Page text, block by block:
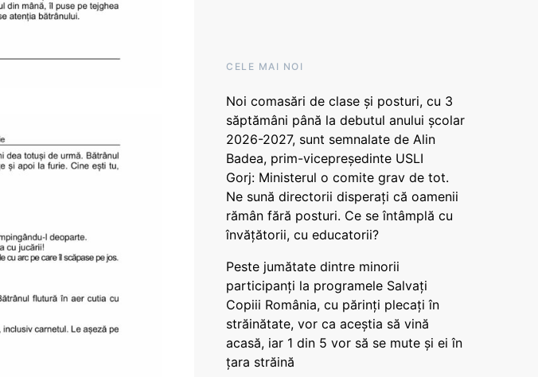
CELE MAI NOI
Noi comasări de clase și posturi, cu 3
săptămâni până la debutul anului școlar
2026-2027, sunt semnalate de Alin
Badea, prim-vicepreședinte USLI
Gorj: Ministerul o comite grav de tot.
Ne sună directorii disperați că oamenii
rămân fără posturi. Ce se întâmplă cu
învățătorii, cu educatorii?
Peste jumătate dintre minorii
participanți la programele Salvați
Copiii România, cu părinți plecați în
străinătate, vor ca aceștia să vină
acasă, iar 1 din 5 vor să se mute și ei în
țara străină